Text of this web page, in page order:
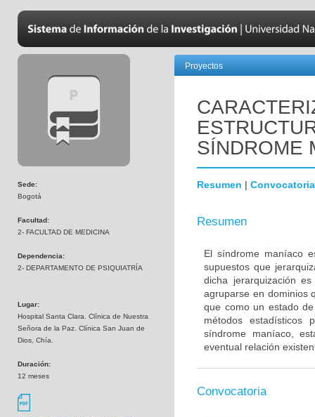
Sede:
Bogotá
Facultad:
2- FACULTAD DE MEDICINA
Dependencia:
2- DEPARTAMENTO DE PSIQUIATRÍA
Lugar:
Hospital Santa Clara. Clínica de Nuestra
Señora de la Paz. Clínica San Juan de
Dios, Chía.
Duración:
12 meses
Proyectos
SÍNDROME
Resumen | Convocatoria
Resumen
El síndrome maníaco
supuestos que
dicha jerarquización
agruparse en dominios
que como un estado
métodos estadísticos
síndrome maníaco,
eventual relación
Convocatoria